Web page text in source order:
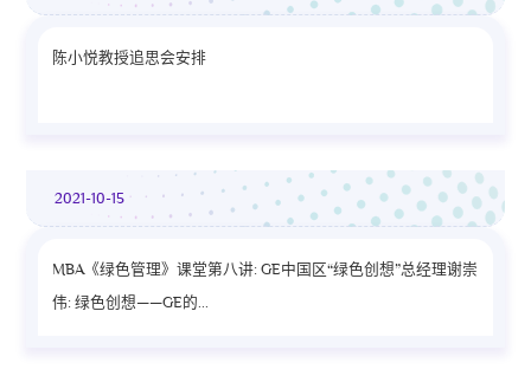
陈小悦教授追思会安排
2021-10-15
MBA《绿色管理》课堂第八讲: GE中国区“绿色创想”总经理谢崇
伟: 绿色创想——GE的...